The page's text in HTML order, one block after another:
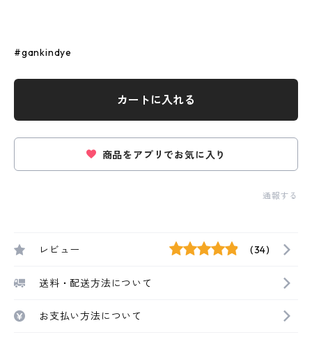
#gankindye
カートに入れる
商品をアプリでお気に入り
通報する
レビュー (34)
送料・配送方法について
お支払い方法について